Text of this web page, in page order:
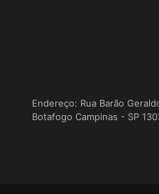
Endereço: Rua Barão
Botafogo Campinas - SP